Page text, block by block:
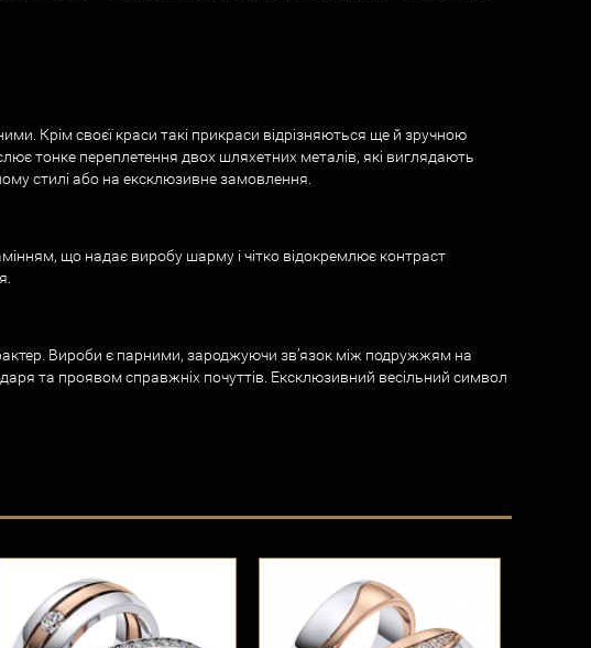
Крім своєї краси такі прикраси відрізняються ще й зручною
тонке переплетення двох шляхетних металів, які виглядають
стилі або на ексклюзивне замовлення.
що надає виробу шарму і чітко відокремлює контраст
Вироби є парними, зароджуючи зв’язок між подружжям на
та проявом справжніх почуттів. Ексклюзивний весільний символ